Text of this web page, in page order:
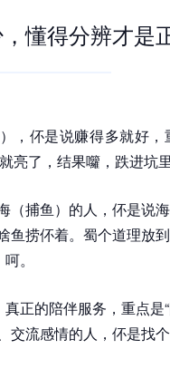
懂得分辨才是
，伓是说赚得多就好
亮了，结果囖，跌进坑
（捕鱼）的人，伓是说
鱼捞伓着。蜀个道理放
。
正的陪伴服务，重点是
流感情的人，伓是找